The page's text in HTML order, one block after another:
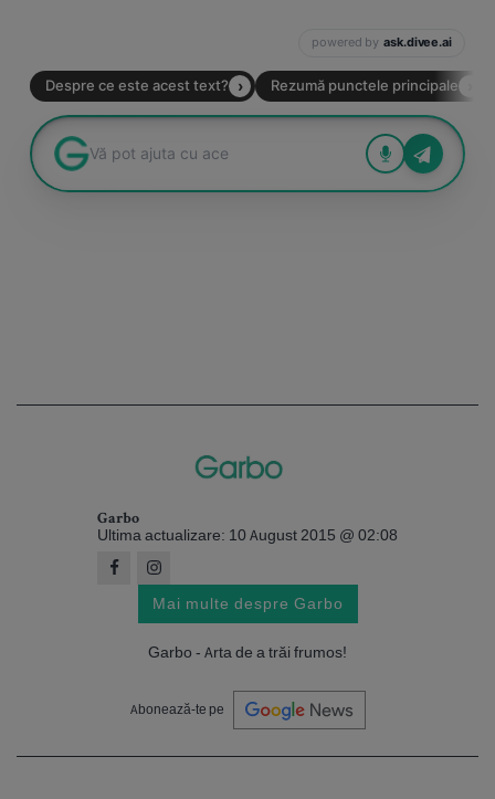
Garbo
Ultima actualizare: 10 August 2015 @ 02:08
Mai multe despre Garbo
Garbo - Arta de a trăi frumos!
Abonează-te pe